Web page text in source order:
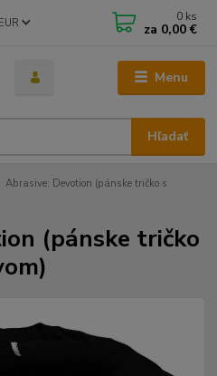
Menu
EUR
Hľadať
0 ks
za 0,00 €
Abrasive: Devotion (pánske tričko s
(pánske tričko